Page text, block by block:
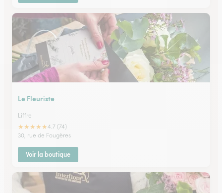
Le Fleuriste
Liffre
★★★★★4.7 (74)
30, rue de Fougères
Voir la boutique